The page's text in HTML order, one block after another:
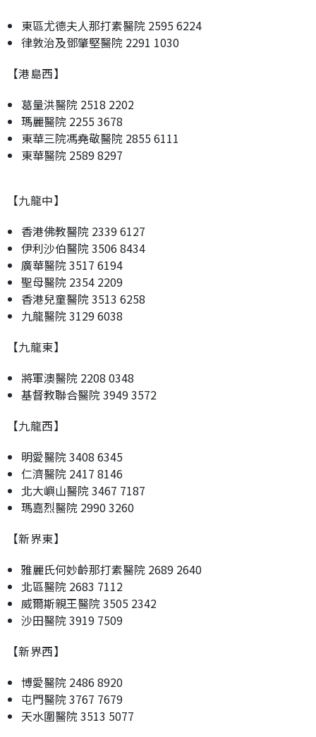
東區尤德夫人那打素醫院 2595 6224
律敦治及鄧肇堅醫院 2291 1030
【港島西】
葛量洪醫院 2518 2202
瑪麗醫院 2255 3678
東華三院馮堯敬醫院 2855 6111
東華醫院 2589 8297
【九龍中】
香港佛教醫院 2339 6127
伊利沙伯醫院 3506 8434
廣華醫院 3517 6194
聖母醫院 2354 2209
香港兒童醫院 3513 6258
九龍醫院 3129 6038
【九龍東】
將軍澳醫院 2208 0348
基督教聯合醫院 3949 3572
【九龍西】
明愛醫院 3408 6345
仁濟醫院 2417 8146
北大嶼山醫院 3467 7187
瑪嘉烈醫院 2990 3260
【新界東】
雅麗氏何妙齡那打素醫院 2689 2640
北區醫院 2683 7112
威爾斯親王醫院 3505 2342
沙田醫院 3919 7509
【新界西】
博愛醫院 2486 8920
屯門醫院 3767 7679
天水圍醫院 3513 5077